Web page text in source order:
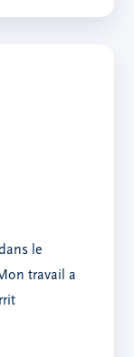
le
travail a